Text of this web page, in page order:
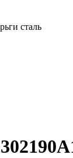
сталь